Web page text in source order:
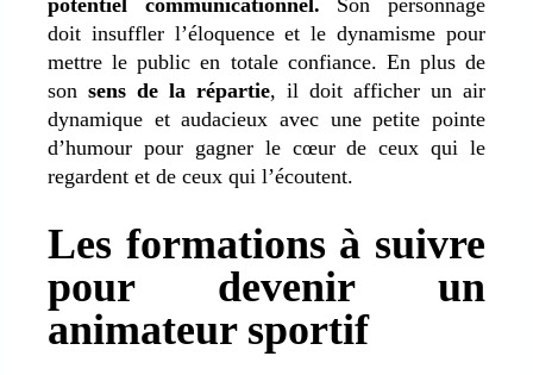
doit insuffler l’éloquence et le dynamisme pour
mettre le public en totale confiance. En plus de
son sens de la répartie, il doit afficher un air
dynamique et audacieux avec une petite pointe
d’humour pour gagner le cœur de ceux qui le
regardent et de ceux qui l’écoutent.
Les formations à suivre
pour devenir un
animateur sportif